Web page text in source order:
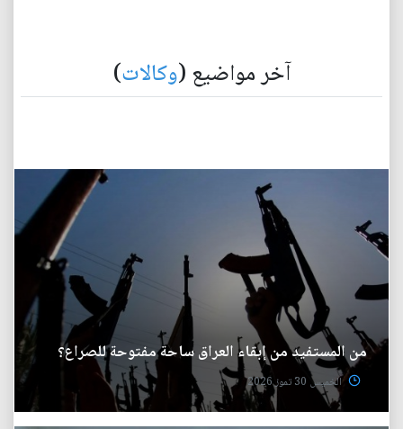
آخر مواضيع (وكالات)
من المستفيد من إبقاء العراق ساحة مفتوحة للصراع؟
الخميس 30 تموز 2026